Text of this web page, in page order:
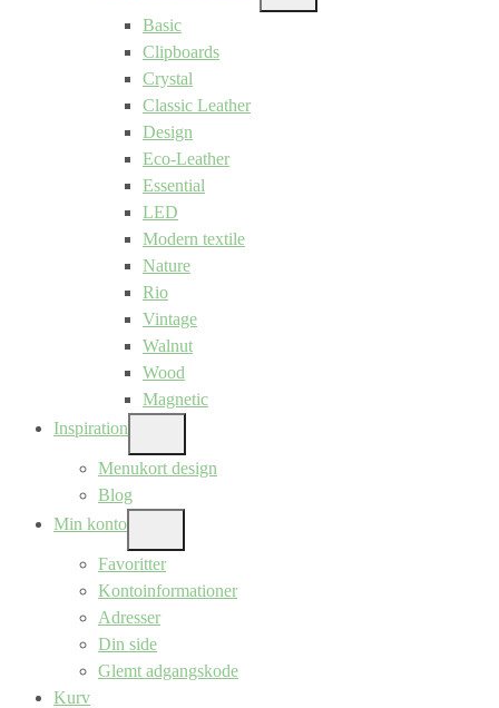
SUB
Basic
Clipboards
Crystal
Classic Leather
Design
Eco-Leather
Essential
LED
Modern textile
Nature
Rio
Vintage
Walnut
Wood
Magnetic
Inspiration
SUB
MENU
Menukort design
Blog
Min konto
SUB
MENU
Favoritter
Kontoinformationer
Adresser
Din side
Glemt adgangskode
Kurv